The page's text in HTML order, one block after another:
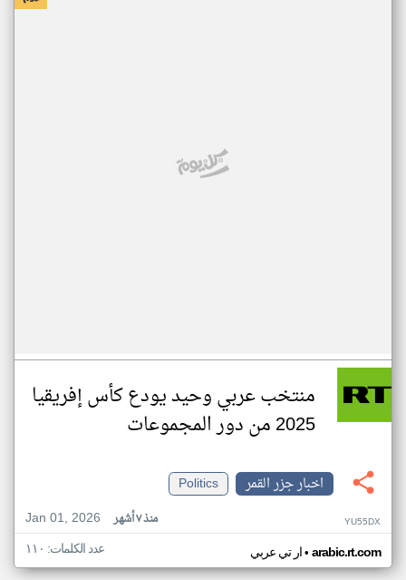
منتخب عربي وحيد يودع كأس إفريقيا
2025 من دور المجموعات
اخبار جزر القمر
Politics
Jan 01, 2026
منذ ٧ أشهر YU55DX
ار تي عربي• arabic.rt.com عدد الكلمات: ١١٠